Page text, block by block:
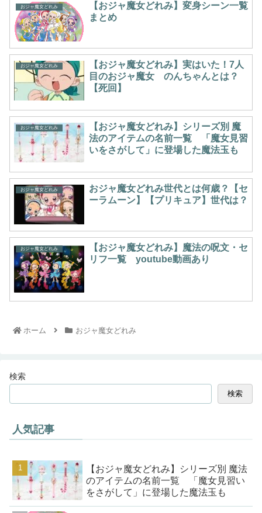
おジャ魔女どれみ
【おジャ魔女どれみ】変身シーン一覧
まとめ
おジャ魔女どれみ
【おジャ魔女どれみ】実はいた！7人
目のおジャ魔女 のんちゃんとは？
【死回】
おジャ魔女どれみ
【おジャ魔女どれみ】シリーズ別 魔
法のアイテムの名前一覧 「魔女見習
いをさがして」に登場した魔法玉も
おジャ魔女どれみ
おジャ魔女どれみ世代とは何歳？【セ
ーラムーン】【プリキュア】世代は？
おジャ魔女どれみ
【おジャ魔女どれみ】魔法の呪文・セ
リフ一覧 youtube動画あり
ホーム おジャ魔女どれみ
検索
検索
人気記事
【おジャ魔女どれみ】シリーズ別 魔法
のアイテムの名前一覧 「魔女見習い
をさがして」に登場した魔法玉も